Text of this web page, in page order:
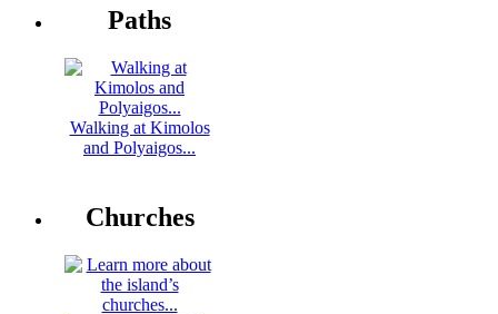
Paths
Walking at Kimolos
and Polyaigos...
Churches